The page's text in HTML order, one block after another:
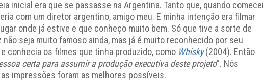
inicial era que se passasse na Argentina. Tanto que, quando comecei
com um diretor argentino, amigo meu. E minha intenção era filmar
onde já estive e que conheço muito bem. Só que tive a sorte de
seja muito famoso ainda, mas já é muito reconhecido por seu
conhecia os filmes que tinha produzido, como Whisky(2004). Então
certa para assumir a produção executiva deste projeto”. Nós
impressões foram as melhores possíveis.